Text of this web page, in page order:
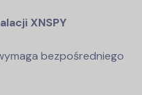
XNSPY
bezpośredniego